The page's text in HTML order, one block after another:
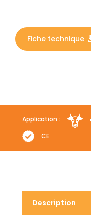
Fiche technique
CE
Application :
Description